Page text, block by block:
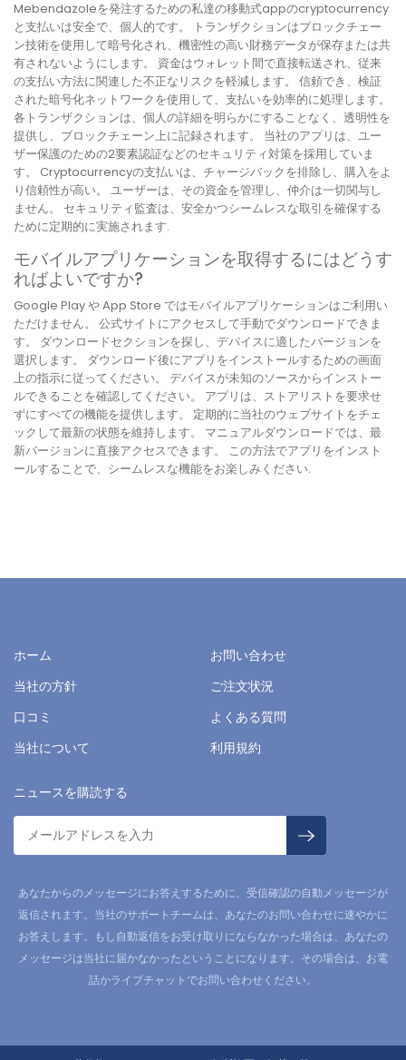
Mebendazoleを発注するための私達の移動式appのcryptocurrency
と支払いは安全で、個人的です。 トランザクションはブロックチェー
ン技術を使用して暗号化され、機密性の高い財務データが保存または共
有されないようにします。 資金はウォレット間で直接転送され、従来
の支払い方法に関連した不正なリスクを軽減します。 信頼でき、検証
された暗号化ネットワークを使用して、支払いを効率的に処理します。
各トランザクションは、個人の詳細を明らかにすることなく、透明性を
提供し、ブロックチェーン上に記録されます。 当社のアプリは、ユー
ザー保護のための2要素認証などのセキュリティ対策を採用していま
す。 Cryptocurrencyの支払いは、チャージバックを排除し、購入をよ
り信頼性が高い。 ユーザーは、その資金を管理し、仲介は一切関与し
ません。 セキュリティ監査は、安全かつシームレスな取引を確保する
ために定期的に実施されます.
モバイルアプリケーションを取得するにはどうす
ればよいですか?
Google Play や App Store ではモバイルアプリケーションはご利用い
ただけません。 公式サイトにアクセスして手動でダウンロードできま
す。 ダウンロードセクションを探し、デバイスに適したバージョンを
選択します。 ダウンロード後にアプリをインストールするための画面
上の指示に従ってください。 デバイスが未知のソースからインストー
ルできることを確認してください。 アプリは、ストアリストを要求せ
ずにすべての機能を提供します。 定期的に当社のウェブサイトをチェ
ックして最新の状態を維持します。 マニュアルダウンロードでは、最
新バージョンに直接アクセスできます。 この方法でアプリをインスト
ールすることで、シームレスな機能をお楽しみください.
ホーム
お問い合わせ
当社の方針
ご注文状況
口コミ
よくある質問
当社について
利用規約
ニュースを購読する
あなたからのメッセージにお答えするために、受信確認の自動メッセージが
返信されます。当社のサポートチームは、あなたのお問い合わせに速やかに
お答えします。もし自動返信をお受け取りにならなかった場合は、あなたの
メッセージは当社に届かなかったということになります。その場合は、お電
話かライブチャットでお問い合わせください。